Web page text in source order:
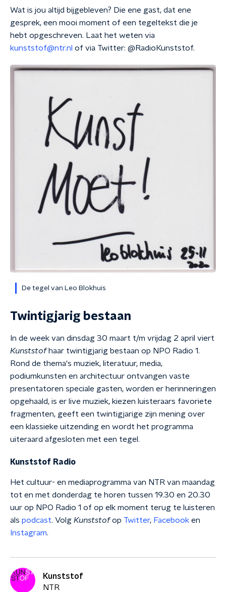
Wat is jou altijd bijgebleven? Die ene gast, dat ene
gesprek, een mooi moment of een tegeltekst die je
hebt opgeschreven. Laat het weten via
kunststof@ntr.nl of via Twitter: @RadioKunststof.
De tegel van Leo Blokhuis
Twintigjarig bestaan
In de week van dinsdag 30 maart t/m vrijdag 2 april viert
Kunststofhaar twintigjarig bestaan op NPO Radio 1.
Rond de thema's muziek, literatuur, media,
podiumkunsten en architectuur ontvangen vaste
presentatoren speciale gasten, worden er herinneringen
opgehaald, is er live muziek, kiezen luisteraars favoriete
fragmenten, geeft een twintigjarige zijn mening over
een klassieke uitzending en wordt het programma
uiteraard afgesloten met een tegel.
Kunststof Radio
Het cultuur- en mediaprogramma van NTR van maandag
tot en met donderdag te horen tussen 19.30 en 20.30
uur op NPO Radio 1 of op elk moment terug te luisteren
als podcast. Volg Kunststofop Twitter, Facebook en
Instagram.
Kunststof
NTR